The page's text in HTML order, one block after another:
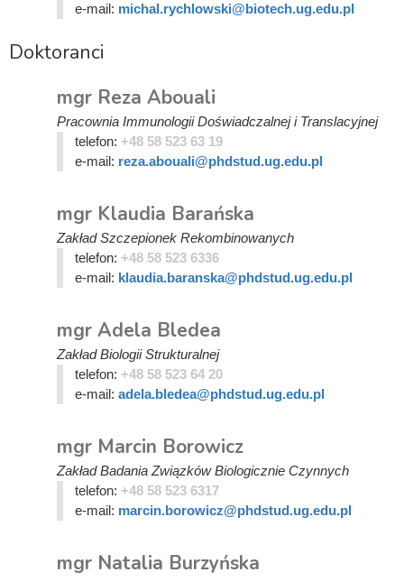
e-mail: michal.rychlowski@biotech.ug.edu.pl
Doktoranci
mgr Reza Abouali
Pracownia Immunologii Doświadczalnej i Translacyjnej
telefon: +48 58 523 63 19
e-mail: reza.abouali@phdstud.ug.edu.pl
mgr Klaudia Barańska
Zakład Szczepionek Rekombinowanych
telefon: +48 58 523 6336
e-mail: klaudia.baranska@phdstud.ug.edu.pl
mgr Adela Bledea
Zakład Biologii Strukturalnej
telefon: +48 58 523 64 20
e-mail: adela.bledea@phdstud.ug.edu.pl
mgr Marcin Borowicz
Zakład Badania Związków Biologicznie Czynnych
telefon: +48 58 523 6317
e-mail: marcin.borowicz@phdstud.ug.edu.pl
mgr Natalia Burzyńska